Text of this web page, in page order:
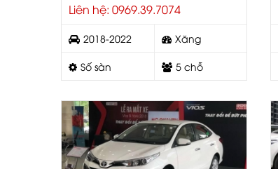
Liên hệ: 0969.39.7074
2018-2022 Xăng
Số sàn 5 chỗ